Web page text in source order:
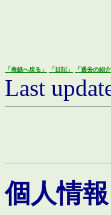
「表紙へ戻る」 「日記」 「過去の紹介
Last
個人情報